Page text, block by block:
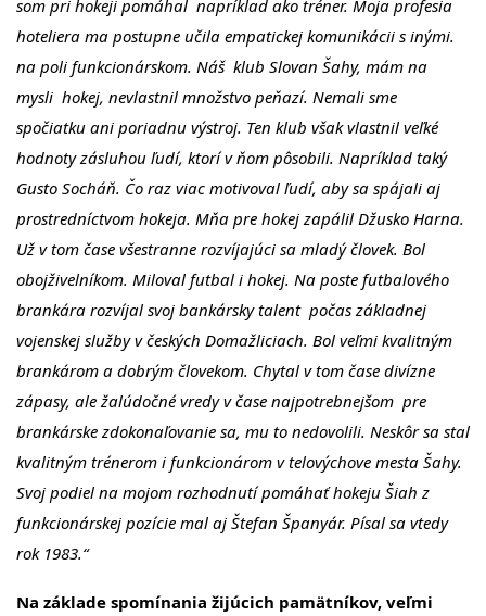
som pri hokeji pomáhal napríklad ako tréner. Moja profesia
hoteliera ma postupne učila empatickej komunikácii s inými.
na poli funkcionárskom. Náš klub Slovan Šahy, mám na
mysli hokej, nevlastnil množstvo peňazí. Nemali sme
spočiatku ani poriadnu výstroj. Ten klub však vlastnil veľké
hodnoty zásluhou ľudí, ktorí v ňom pôsobili. Napríklad taký
Gusto Socháň. Čo raz viac motivoval ľudí, aby sa spájali aj
prostredníctvom hokeja. Mňa pre hokej zapálil Džusko Harna.
Už v tom čase všestranne rozvíjajúci sa mladý človek. Bol
obojživelníkom. Miloval futbal i hokej. Na poste futbalového
brankára rozvíjal svoj bankársky talent počas základnej
vojenskej služby v českých Domažliciach. Bol veľmi kvalitným
brankárom a dobrým človekom. Chytal v tom čase divízne
zápasy, ale žalúdočné vredy v čase najpotrebnejšom pre
brankárske zdokonaľovanie sa, mu to nedovolili. Neskôr sa stal
kvalitným trénerom i funkcionárom v telovýchove mesta Šahy.
Svoj podiel na mojom rozhodnutí pomáhať hokeju Šiah z
funkcionárskej pozície mal aj Štefan Španyár. Písal sa vtedy
rok 1983.“
Na základe spomínania žijúcich pamätníkov, veľmi